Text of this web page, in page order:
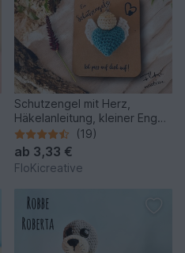
Schutzengel mit Herz,
Häkelanleitung, kleiner Engel
in 2 Varianten(19)
ab 3,33 €
FloKicreative